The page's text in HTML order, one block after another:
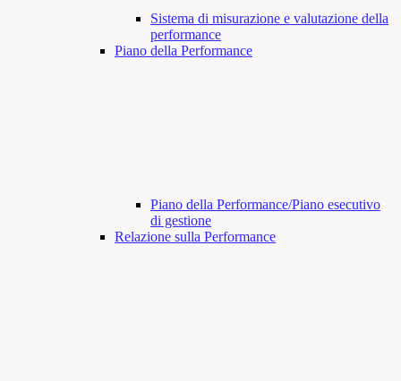
Sistema di misurazione e valutazione della
performance
Piano della Performance
Piano della Performance/Piano esecutivo
di gestione
Relazione sulla Performance